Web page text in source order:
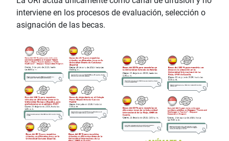
interviene en los procesos de evaluación, selección o
asignación de las becas.